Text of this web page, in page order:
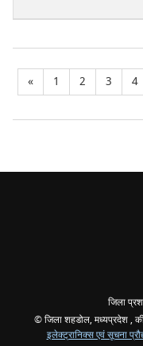
« 1 2 3 4
जिला
© जिला शहडोल, मध्यप्रदेश ,
इलेक्ट्रानिक्स एवं सूचना